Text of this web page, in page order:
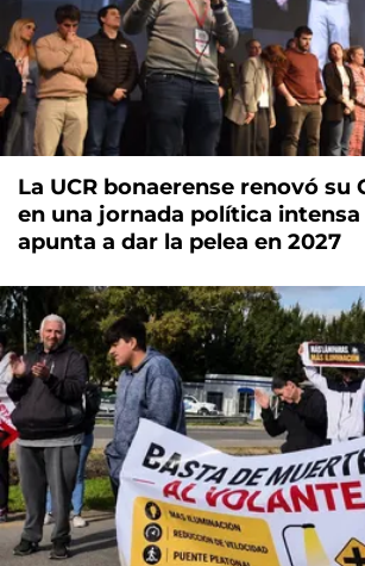
La UCR bonaerense renovó su
en una jornada política intensa
apunta a dar la pelea en 2027